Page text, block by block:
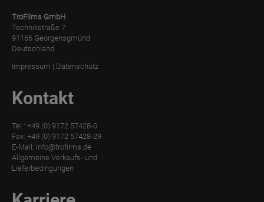
TroFilms GmbH
Technikstraße 7
91166 Georgensgmünd
Deutschland
Impressum | Datenschutz
Kontakt
Tel.: +49 (0) 9172 57428-0
Fax: +49 (0) 9172 57428-29
E-Mail: info@trofilms.de
Allgemeine Verkaufs- und
Lieferbedingungen